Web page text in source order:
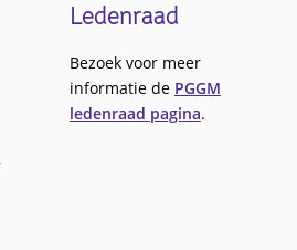
Ledenraad
Bezoek voor meer
informatie de PGGM
ledenraad pagina.